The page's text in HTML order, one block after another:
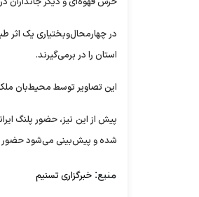
استان را در برمی‌گیرند.
این تصاویر توسط محیط‌بان
پیش از این نیز، حضور پلنگ
شده و پیش‌بینی می‌شود حضور
منبع: خبرگزاری تسنیم